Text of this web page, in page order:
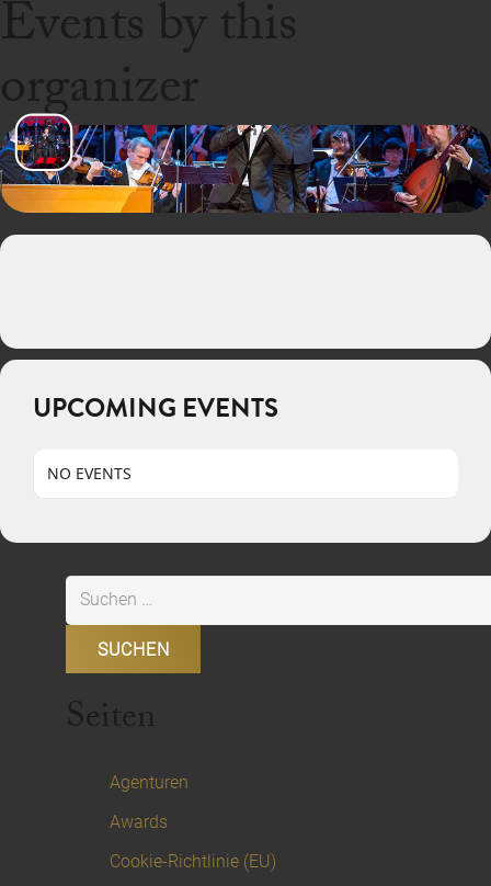
Events by this
organizer
UPCOMING EVENTS
NO EVENTS
Suchen
nach:
Seiten
Agenturen
Awards
Cookie-Richtlinie (EU)